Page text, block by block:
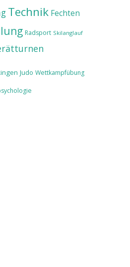
Technik Fechten
Radsport Skilanglauf
Judo Wettkampfübung